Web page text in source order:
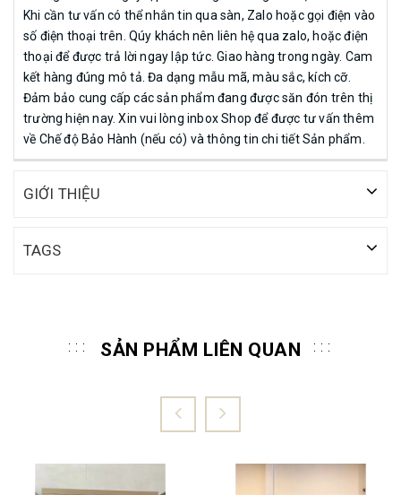
Khi cần tư vấn có thể nhắn tin qua sàn, Zalo hoặc gọi điện vào
số điện thoại trên. Qúy khách nên liên hệ qua zalo, hoặc điện
thoại để được trả lời ngay lập tức. Giao hàng trong ngày. Cam
kết hàng đúng mô tả. Đa dạng mẫu mã, màu sắc, kích cỡ.
Đảm bảo cung cấp các sản phẩm đang được săn đón trên thị
trường hiện nay. Xin vui lòng inbox Shop để được tư vấn thêm
về Chế độ Bảo Hành (nếu có) và thông tin chi tiết Sản phẩm.
GIỚI THIỆU
TAGS
SẢN PHẨM LIÊN QUAN